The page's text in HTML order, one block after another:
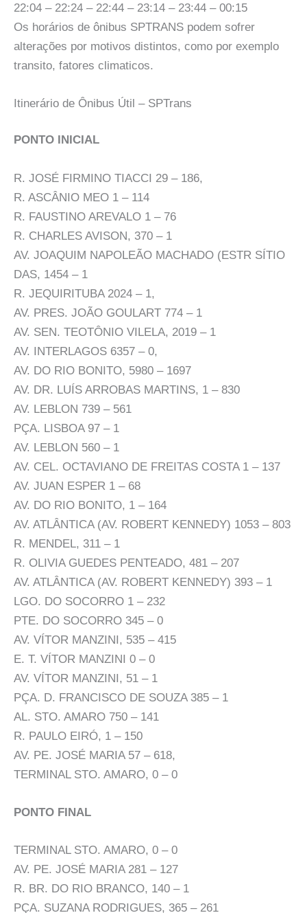
22:04 – 22:24 – 22:44 – 23:14 – 23:44 – 00:15
Os horários de ônibus SPTRANS podem sofrer
alterações por motivos distintos, como por exemplo
transito, fatores climaticos.
Itinerário de Ônibus Útil – SPTrans
PONTO INICIAL
R. JOSÉ FIRMINO TIACCI 29 – 186,
R. ASCÂNIO MEO 1 – 114
R. FAUSTINO AREVALO 1 – 76
R. CHARLES AVISON, 370 – 1
AV. JOAQUIM NAPOLEÃO MACHADO (ESTR SÍTIO
DAS, 1454 – 1
R. JEQUIRITUBA 2024 – 1,
AV. PRES. JOÃO GOULART 774 – 1
AV. SEN. TEOTÔNIO VILELA, 2019 – 1
AV. INTERLAGOS 6357 – 0,
AV. DO RIO BONITO, 5980 – 1697
AV. DR. LUÍS ARROBAS MARTINS, 1 – 830
AV. LEBLON 739 – 561
PÇA. LISBOA 97 – 1
AV. LEBLON 560 – 1
AV. CEL. OCTAVIANO DE FREITAS COSTA 1 – 137
AV. JUAN ESPER 1 – 68
AV. DO RIO BONITO, 1 – 164
AV. ATLÂNTICA (AV. ROBERT KENNEDY) 1053 – 803
R. MENDEL, 311 – 1
R. OLIVIA GUEDES PENTEADO, 481 – 207
AV. ATLÂNTICA (AV. ROBERT KENNEDY) 393 – 1
LGO. DO SOCORRO 1 – 232
PTE. DO SOCORRO 345 – 0
AV. VÍTOR MANZINI, 535 – 415
E. T. VÍTOR MANZINI 0 – 0
AV. VÍTOR MANZINI, 51 – 1
PÇA. D. FRANCISCO DE SOUZA 385 – 1
AL. STO. AMARO 750 – 141
R. PAULO EIRÓ, 1 – 150
AV. PE. JOSÉ MARIA 57 – 618,
TERMINAL STO. AMARO, 0 – 0
PONTO FINAL
TERMINAL STO. AMARO, 0 – 0
AV. PE. JOSÉ MARIA 281 – 127
R. BR. DO RIO BRANCO, 140 – 1
PÇA. SUZANA RODRIGUES, 365 – 261